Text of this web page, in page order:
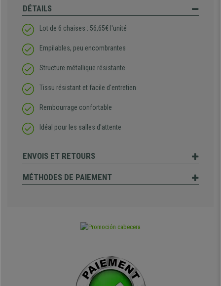
DÉTAILS
Lot de 6 chaises : 56,65€ l'unité
Empilables, peu encombrantes
Structure métallique résistante
Tissu résistant et facile d'entretien
Rembourrage confortable
Idéal pour les salles d'attente
ENVOIS ET RETOURS
MÉTHODES DE PAIEMENT